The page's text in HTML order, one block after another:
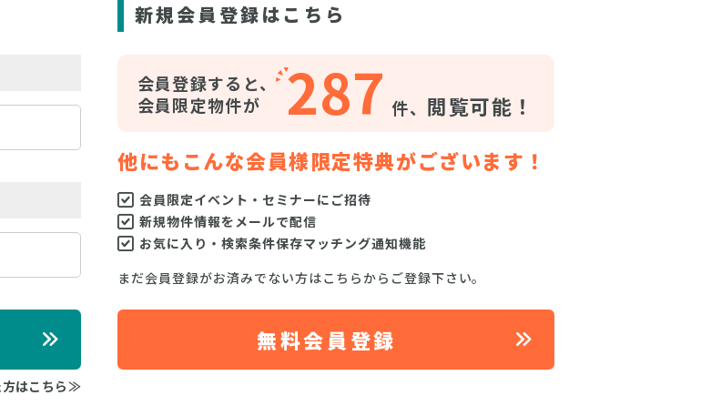
方はこちら≫
新規会員登録はこちら
会員登録すると、
会員限定物件が
287 件、 閲覧可能！
他にもこんな会員様限定特典がございます！
会員限定イベント・セミナーにご招待
新規物件情報をメールで配信
お気に入り・検索条件保存マッチング通知機能
まだ会員登録がお済みでない方はこちらからご登録下さい。
無料会員登録